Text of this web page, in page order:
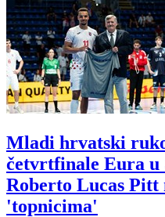
Mladi hrvatski
četvrtfinale Eura
Roberto Lucas
'topnicima'